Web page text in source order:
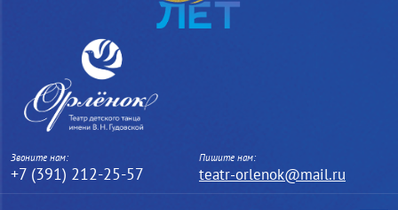
Звоните нам:
+7 (391) 212-25-57
Пишите нам:
teatr-orlenok@mail.ru